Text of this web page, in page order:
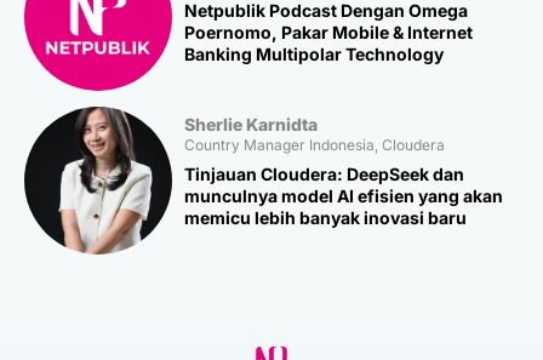
Netpublik Podcast Dengan Omega
Poernomo, Pakar Mobile & Internet
Banking Multipolar Technology
Sherlie Karnidta
Country Manager Indonesia, Cloudera
Tinjauan Cloudera: DeepSeek dan
munculnya model AI efisien yang akan
memicu lebih banyak inovasi baru